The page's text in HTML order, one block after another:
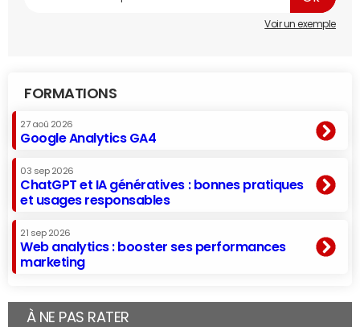
Voir un exemple
FORMATIONS
27 aoû 2026
Google Analytics GA4
03 sep 2026
ChatGPT et IA génératives : bonnes pratiques
et usages responsables
21 sep 2026
Web analytics : booster ses performances
marketing
À NE PAS RATER